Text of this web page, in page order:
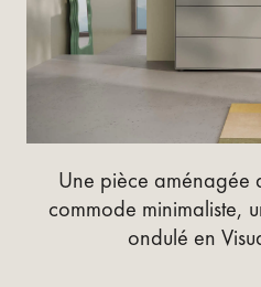
Une pièce aménagée
commode minimaliste,
ondulé en